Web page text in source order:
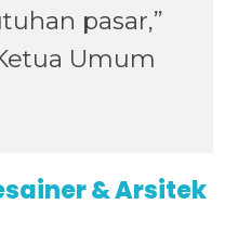
pasar,”
Umum
& Arsitek